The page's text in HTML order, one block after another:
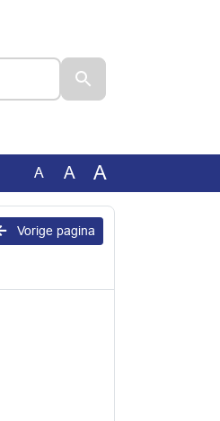
A A A
Vorige pagina